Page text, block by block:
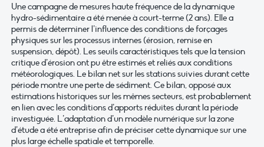
Une campagne de mesures haute fréquence de la dynamique
hydro-sédimentaire a été menée à court-terme (2 ans). Elle a
permis de déterminer l’influence des conditions de forçages
physiques sur les processus internes (érosion, remise en
suspension, dépôt). Les seuils caractéristiques tels que la tension
critique d’érosion ont pu être estimés et reliés aux conditions
météorologiques. Le bilan net sur les stations suivies durant cette
période montre une perte de sédiment. Ce bilan, opposé aux
estimations historiques sur les mêmes secteurs, est probablement
en lien avec les conditions d’apports réduites durant la période
investiguée. L’adaptation d’un modèle numérique sur la zone
d’étude a été entreprise afin de préciser cette dynamique sur une
plus large échelle spatiale et temporelle.